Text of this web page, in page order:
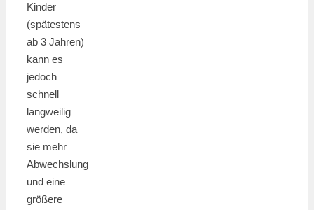
Kinder
(spätestens
ab 3 Jahren)
kann es
jedoch
schnell
langweilig
werden, da
sie mehr
Abwechslung
und eine
größere